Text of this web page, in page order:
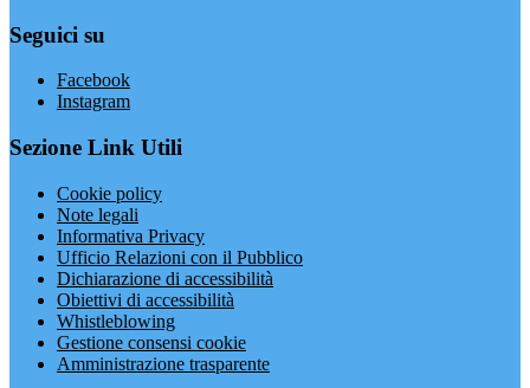
Seguici su
Facebook
Instagram
Sezione Link Utili
Cookie policy
Note legali
Informativa Privacy
Ufficio Relazioni con il Pubblico
Dichiarazione di accessibilità
Obiettivi di accessibilità
Whistleblowing
Gestione consensi cookie
Amministrazione trasparente